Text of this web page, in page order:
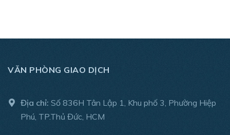
VĂN PHÒNG GIAO DỊCH
Địa chỉ: Số 836H Tân Lập 1, Khu phố 3, Phường Hiệp
Phú, TP.Thủ Đức, HCM